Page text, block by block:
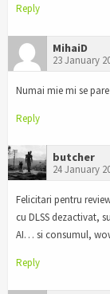
Reply
MihaiD
23 January
Numai mie mi se
Reply
butcher
24 January
Felicitari pentru
cu DLSS dezactivat,
AI… si consumul,
Reply